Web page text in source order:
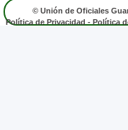
© Unión de Oficiales
Política de Privacidad - Política